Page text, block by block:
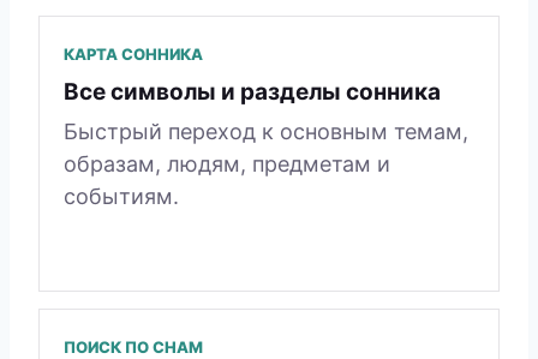
КАРТА СОННИКА
Все символы и разделы сонника
Быстрый переход к основным темам,
образам, людям, предметам и
событиям.
ПОИСК ПО СНАМ